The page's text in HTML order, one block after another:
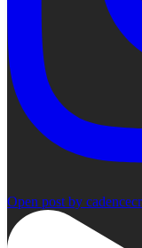
Open post by